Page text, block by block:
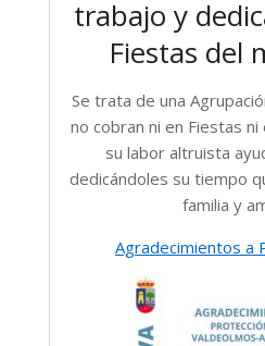
trabajo y
Fiestas del
Se trata de una
no cobran ni en Fiestas
su labor altruista
dedicándoles su tiempo
familia y
Agradecimientos a